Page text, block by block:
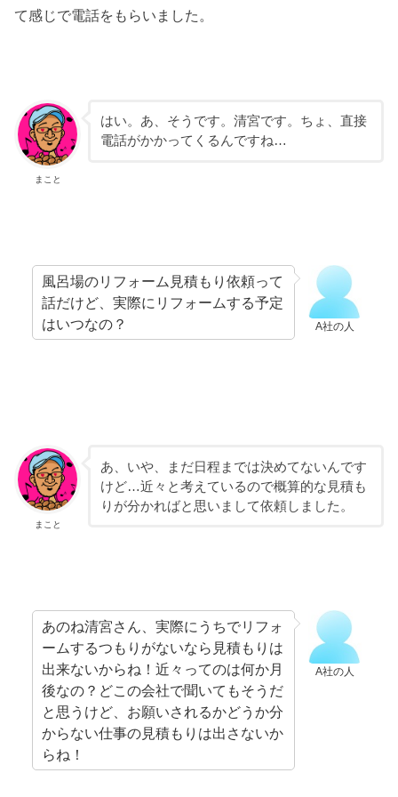
て感じで電話をもらいました。
まこと
はい。あ、そうです。清宮です。ちょ、直接
電話がかかってくるんですね…
A社の人
風呂場のリフォーム見積もり依頼って
話だけど、実際にリフォームする予定
はいつなの？
まこと
あ、いや、まだ日程までは決めてないんです
けど…近々と考えているので概算的な見積も
りが分かればと思いまして依頼しました。
A社の人
あのね清宮さん、実際にうちでリフォ
ームするつもりがないなら見積もりは
出来ないからね！近々ってのは何か月
後なの？どこの会社で聞いてもそうだ
と思うけど、お願いされるかどうか分
からない仕事の見積もりは出さないか
らね！